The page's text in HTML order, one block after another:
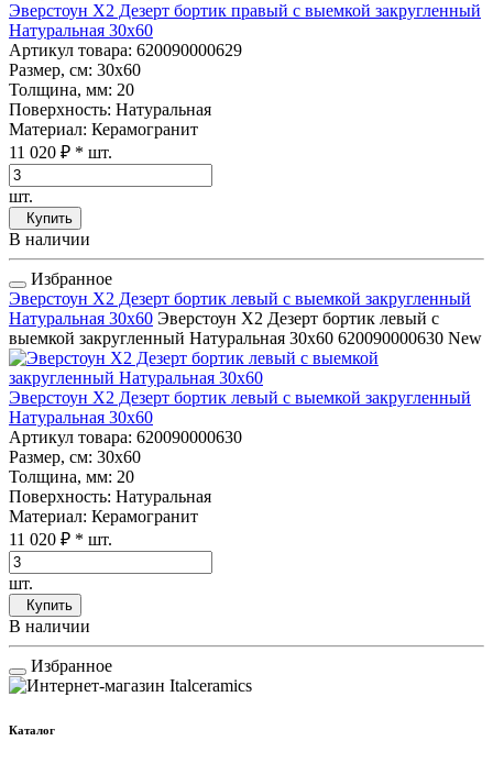
Эверстоун Х2 Дезерт бортик правый с выемкой закругленный
Натуральная 30x60
Артикул товара: 620090000629
Размер, см: 30x60
Толщина, мм: 20
Поверхность: Натуральная
Материал: Керамогранит
11 020 ₽ * шт.
шт.
Купить
В наличии
Избранное
Эверстоун Х2 Дезерт бортик левый с выемкой закругленный
Натуральная 30x60 Эверстоун Х2 Дезерт бортик левый с
выемкой закругленный Натуральная 30x60 620090000630 New
Эверстоун Х2 Дезерт бортик левый с выемкой закругленный
Натуральная 30x60
Артикул товара: 620090000630
Размер, см: 30x60
Толщина, мм: 20
Поверхность: Натуральная
Материал: Керамогранит
11 020 ₽ * шт.
шт.
Купить
В наличии
Избранное
Каталог